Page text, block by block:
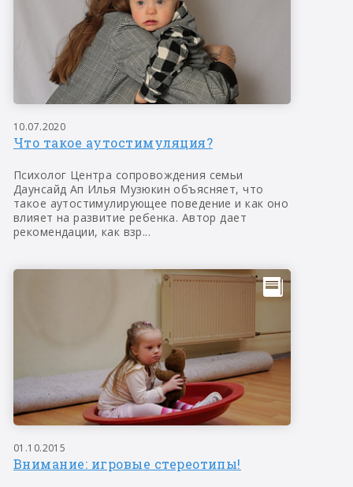
10.07.2020
Что такое аутостимуляция?
Психолог Центра сопровождения семьи
Даунсайд Ап Илья Музюкин объясняет, что
такое аутостимулирующее поведение и как оно
влияет на развитие ребенка. Автор дает
рекомендации, как взр...
01.10.2015
Внимание: игровые стереотипы!